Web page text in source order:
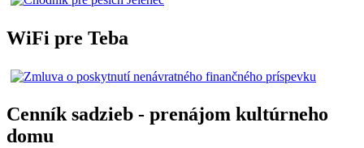
WiFi pre Teba
Cenník sadzieb - prenájom kultúrneho
domu